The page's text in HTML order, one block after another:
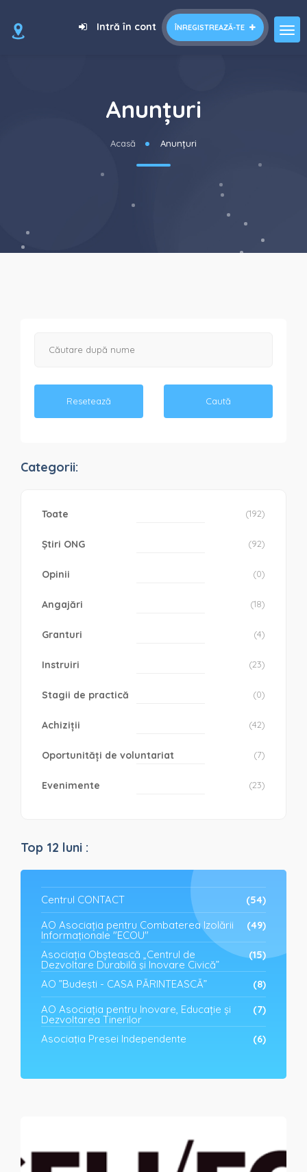
ÎNREGISTREAZĂ-TE
Intră în cont
Anunțuri
Acasă Anunțuri
Resetează Caută
Categorii:
Toate (192)
Știri ONG (92)
Opinii (0)
Angajări (18)
Granturi (4)
Instruiri (23)
Stagii de practică (0)
Achiziții (42)
Oportunități de voluntariat (7)
Evenimente (23)
Top 12 luni :
Centrul CONTACT (54)
AO Asociația pentru Combaterea Izolării
Informaționale "ECOU"
(49)
Asociația Obștească „Centrul de
Dezvoltare Durabilă și Inovare Civică”
(15)
AO ”Budești - CASA PĂRINTEASCĂ” (8)
AO Asociația pentru Inovare, Educație și
Dezvoltarea Tinerilor
(7)
Asociația Presei Independente (6)